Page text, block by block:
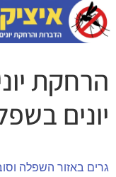
הרחקת
יונים
גרים באזור השפלה